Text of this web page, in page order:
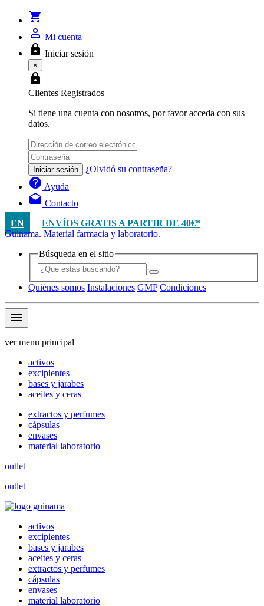
shopping_cart
person_outline Mi cuenta
lock Iniciar sesión
×
lock
Clientes Registrados
Si tiene una cuenta con nosotros, por favor acceda con sus
datos.
Iniciar sesión ¿Olvidó su contraseña?
help Ayuda
drafts Contacto
EN
ENVÍOS GRATIS A PARTIR DE 40€*
Guinama. Material farmacia y laboratorio.
Búsqueda en el sitio
Quiénes somos Instalaciones GMP Condiciones
menu
ver menu principal
activos
excipientes
bases y jarabes
aceites y ceras
extractos y perfumes
cápsulas
envases
material laboratorio
outlet
outlet
activos
excipientes
bases y jarabes
aceites y ceras
extractos y perfumes
cápsulas
envases
material laboratorio